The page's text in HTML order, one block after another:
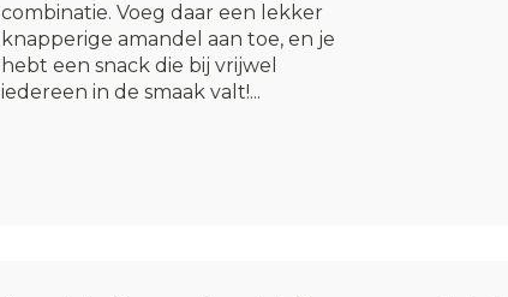
combinatie. Voeg daar een lekker
knapperige amandel aan toe, en je
hebt een snack die bij vrijwel
iedereen in de smaak valt!...